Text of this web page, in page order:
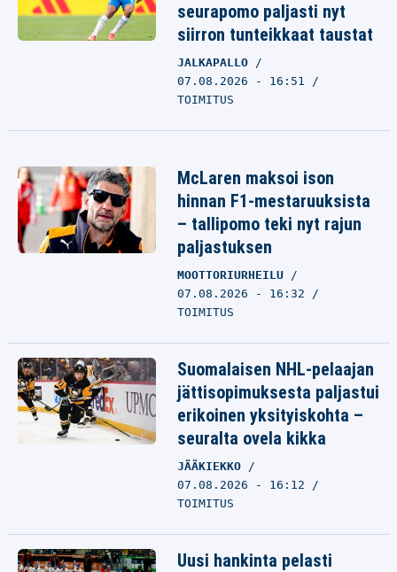
seurapomo paljasti nyt
siirron tunteikkaat taustat
JALKAPALLO
07.08.2026 - 16:51
TOIMITUS
McLaren maksoi ison
hinnan F1-mestaruuksista
– tallipomo teki nyt rajun
paljastuksen
MOOTTORIURHEILU
07.08.2026 - 16:32
TOIMITUS
Suomalaisen NHL-pelaajan
jättisopimuksesta paljastui
erikoinen yksityiskohta –
seuralta ovela kikka
JÄÄKIEKKO
07.08.2026 - 16:12
TOIMITUS
Uusi hankinta pelasti